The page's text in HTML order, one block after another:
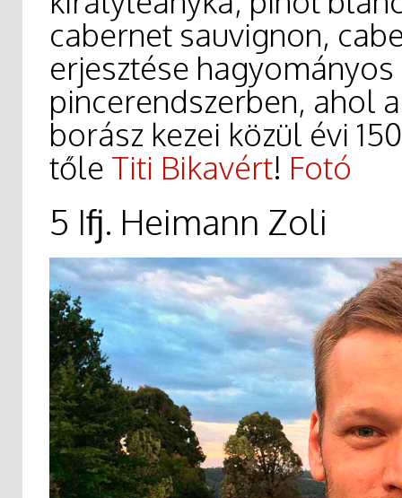
cabernet sauvignon,
erjesztése
pincerendszerben, ahol
borász kezei közül évi
tőle Titi Bikavért! Fotó
5 Ifj. Heimann Zoli